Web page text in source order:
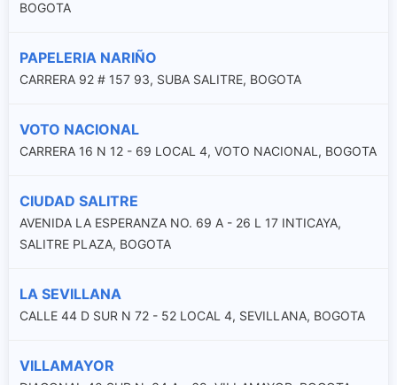
BOGOTA
PAPELERIA NARIÑO
CARRERA 92 # 157 93, SUBA SALITRE, BOGOTA
VOTO NACIONAL
CARRERA 16 N 12 - 69 LOCAL 4, VOTO NACIONAL, BOGOTA
CIUDAD SALITRE
AVENIDA LA ESPERANZA NO. 69 A - 26 L 17 INTICAYA,
SALITRE PLAZA, BOGOTA
LA SEVILLANA
CALLE 44 D SUR N 72 - 52 LOCAL 4, SEVILLANA, BOGOTA
VILLAMAYOR